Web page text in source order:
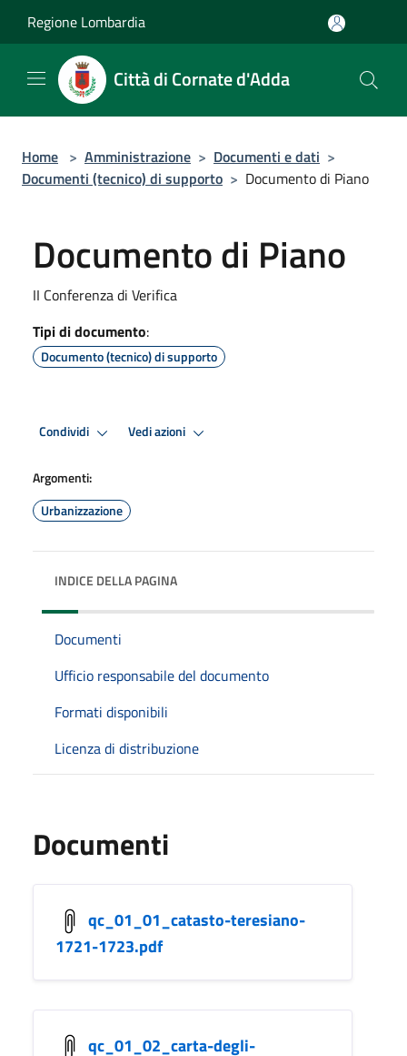
Regione Lombardia
Città di Cornate d'Adda
Home > Amministrazione > Documenti e dati >
Documenti (tecnico) di supporto > Documento di Piano
Documento di Piano
II Conferenza di Verifica
Tipi di documento:
Documento (tecnico) di supporto
Condividi Vedi azioni
Argomenti:
Urbanizzazione
INDICE DELLA PAGINA
Documenti
Ufficio responsabile del documento
Formati disponibili
Licenza di distribuzione
Documenti
qc_01_01_catasto-teresiano-
1721-1723.pdf
qc_01_02_carta-degli-